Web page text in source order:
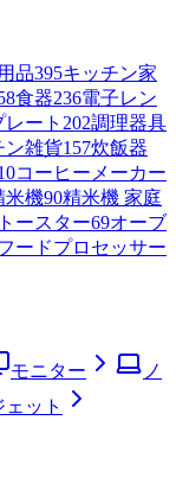
品395キッチン家
食器236電子レン
ート 202調理器具
ン雑貨157炊飯器
コーヒーメーカー
米機90精米機 家庭
ースター69オーブ
ードプロセッサー
モニター
ノ
ェット